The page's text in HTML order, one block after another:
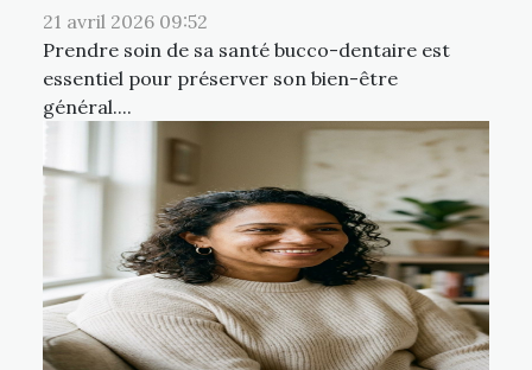
21 avril 2026 09:52
Prendre soin de sa santé bucco-dentaire est
essentiel pour préserver son bien-être
général....